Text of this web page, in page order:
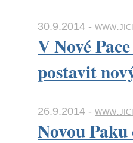
30.9.2014 -
V Nové
postavit
26.9.2014 -
Novou